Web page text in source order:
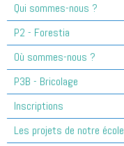
Qui sommes-nous ?
P2 - Forestia
Où sommes-nous ?
P3B - Bricolage
Inscriptions
Les projets de notre école